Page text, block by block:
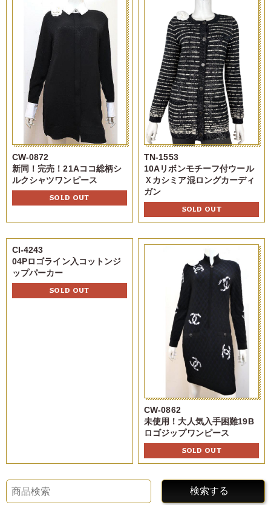
CW-0872
新同！完売！21Aココ総柄シ
ルクシャツワンピース
SOLD OUT
TN-1553
10Aリボンモチーフ付ウール
Ｘカシミア混ロングカーディ
ガン
SOLD OUT
CI-4243
04Pロゴライン入コットンジ
ップパーカー
SOLD OUT
CW-0862
未使用！大人気入手困難19B
ロゴジップワンピース
SOLD OUT
検索する